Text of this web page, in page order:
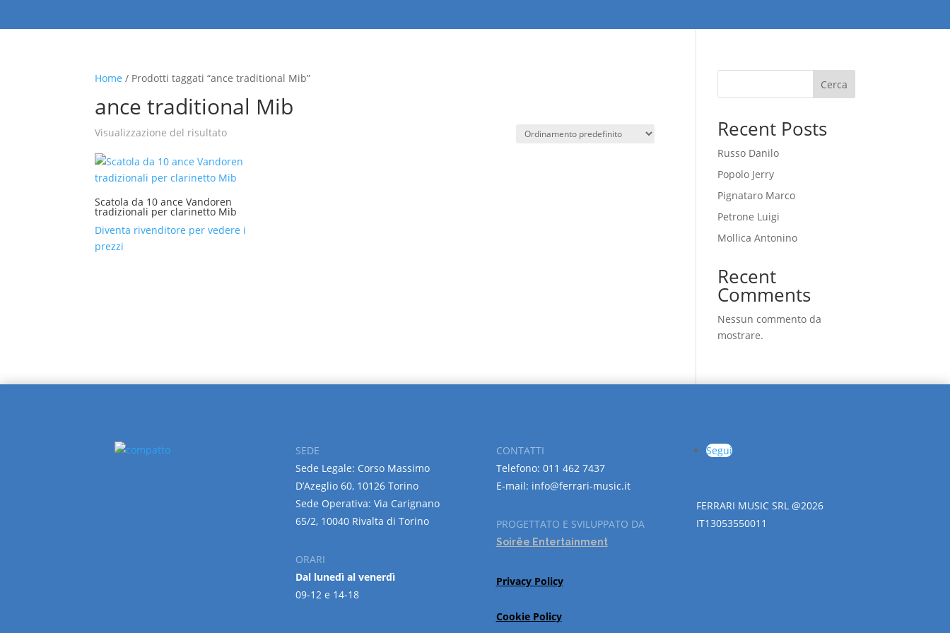
Home / Prodotti taggati “ance traditional Mib”
ance traditional Mib
Visualizzazione del risultato
Scatola da 10 ance Vandoren
tradizionali per clarinetto Mib
Diventa rivenditore per vedere i
prezzi
Cerca
Recent Posts
Russo Danilo
Popolo Jerry
Pignataro Marco
Petrone Luigi
Mollica Antonino
Recent
Comments
Nessun commento da
mostrare.
SEDE
Sede Legale: Corso Massimo
D’Azeglio 60, 10126 Torino
Sede Operativa: Via Carignano
65/2, 10040 Rivalta di Torino
ORARI
Dal lunedì al venerdì
09-12 e 14-18
CONTATTI
Telefono: 011 462 7437
E-mail: info@ferrari-music.it
PROGETTATO E SVILUPPATO DA
Soirëe Entertainment
Privacy Policy
Cookie Policy
Segui
FERRARI MUSIC SRL @2026
IT13053550011